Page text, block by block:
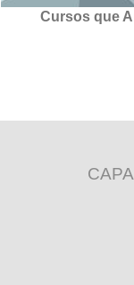
Cursos que